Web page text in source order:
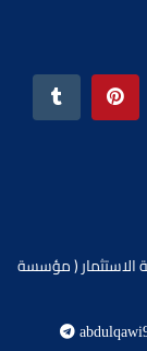
لمجلة الاستثمار ( مؤسسة